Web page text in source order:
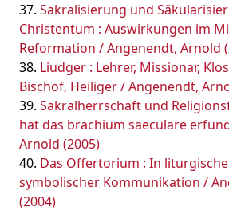
Sakralisierung und
Christentum : Auswirkungen im
Reformation / Angenendt, Arnold
Liudger : Lehrer, Missionar,
Bischof, Heiliger / Angenendt,
Sakralherrschaft und
hat das brachium saeculare
Arnold (2005)
Das Offertorium : In
symbolischer Kommunikation /
(2004)